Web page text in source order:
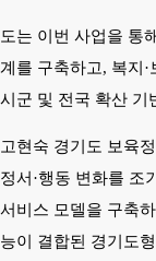
도는 이번 사업을 통
계를 구축하고, 복지 ·
시군 및 전국 확산 기
고현숙 경기도 보육
정서 ·행동 변화를 조
서비스 모델을 구축
능이 결합된 경기도